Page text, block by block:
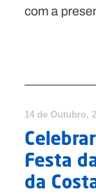
com a
14 de Outubro,
Festa
da